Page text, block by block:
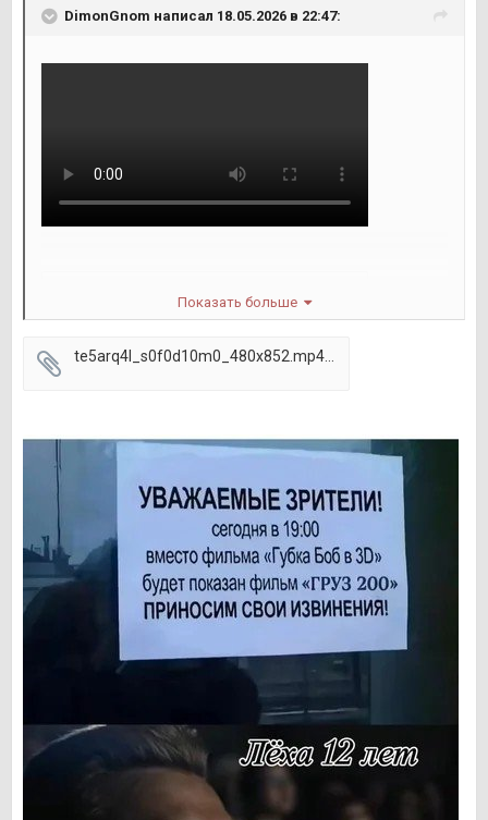
DimоnGnom написал 18.05.2026 в 22:47:
Показать больше
te5arq4l_s0f0d10m0_480x852.mp4